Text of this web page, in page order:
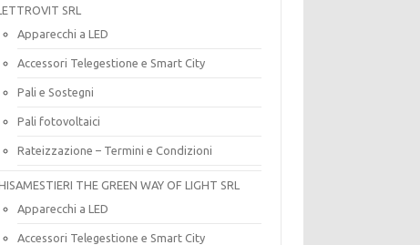
SRL
Apparecchi a LED
Accessori Telegestione e Smart City
Pali e Sostegni
Pali fotovoltaici
Rateizzazione – Termini e Condizioni
THE GREEN WAY OF LIGHT SRL
Apparecchi a LED
Accessori Telegestione e Smart City